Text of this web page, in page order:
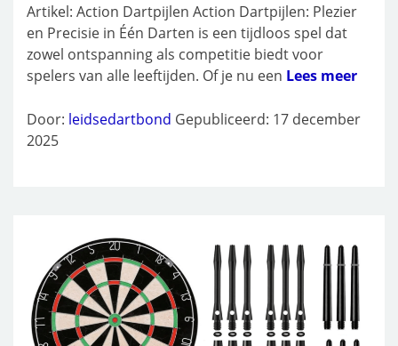
Artikel: Action Dartpijlen Action Dartpijlen: Plezier
en Precisie in Één Darten is een tijdloos spel dat
zowel ontspanning als competitie biedt voor
spelers van alle leeftijden. Of je nu een Lees meer
Door: leidsedartbond Gepubliceerd: 17 december
2025